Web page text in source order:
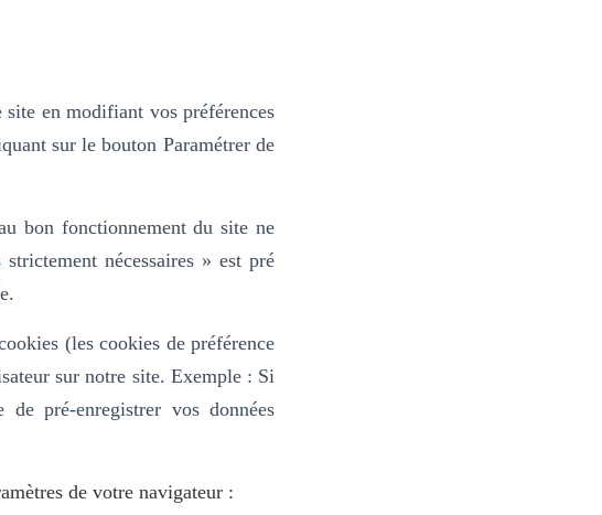
en modifiant vos préférences
sur le bouton Paramétrer de
bon fonctionnement du site ne
strictement nécessaires » est pré
(les cookies de préférence
sur notre site. Exemple : Si
pré-enregistrer vos données
de votre navigateur :